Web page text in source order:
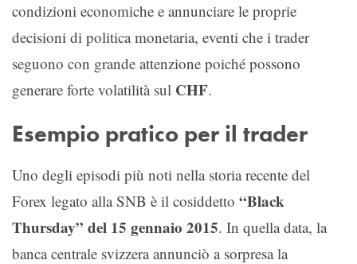
condizioni economiche e annunciare le proprie
decisioni di politica monetaria, eventi che i trader
seguono con grande attenzione poiché possono
generare forte volatilità sul CHF.
Esempio pratico per il trader
Uno degli episodi più noti nella storia recente del
Forex legato alla SNB è il cosiddetto “Black
Thursday” del 15 gennaio 2015. In quella data, la
banca centrale svizzera annunciò a sorpresa la